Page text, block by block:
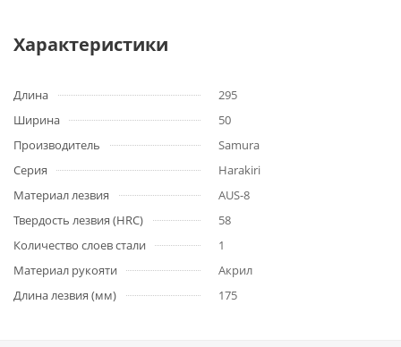
Характеристики
Длина
295
Ширина
50
Производитель
Samura
Серия
Harakiri
Материал лезвия
AUS-8
Твердость лезвия (HRC)
58
Количество слоев стали
1
Материал рукояти
Акрил
Длина лезвия (мм)
175